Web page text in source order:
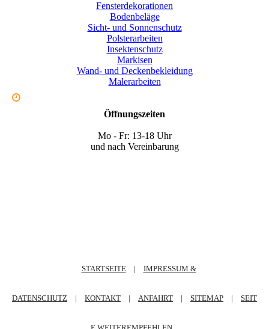
Fensterdekorationen
Bodenbeläge
Sicht- und Sonnenschutz
Polsterarbeiten
Insektenschutz
Markisen
Wand- und Deckenbekleidung
Malerarbeiten
Öffnungszeiten
Mo - Fr: 13-18 Uhr
und nach Vereinbarung
STARTSEITE | IMPRESSUM &
DATENSCHUTZ | KONTAKT | ANFAHRT | SITEMAP | SEIT